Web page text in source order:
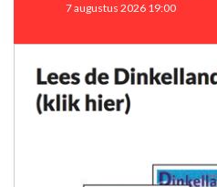
7 augustus 2026 19:00